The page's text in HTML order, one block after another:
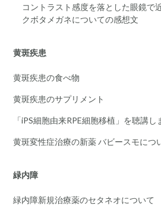
コントラスト感度を落とした眼鏡で
クボタメガネについての感想文
黄斑疾患
黄斑疾患の食べ物
黄斑疾患のサプリメント
「iPS細胞由来RPE細胞移植」を聴講し
黄斑変性症治療の新薬 バビースモにつ
緑内障
緑内障新規治療薬のセタネオについて